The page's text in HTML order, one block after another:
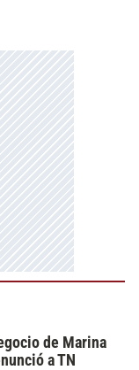
de Marina
a TN